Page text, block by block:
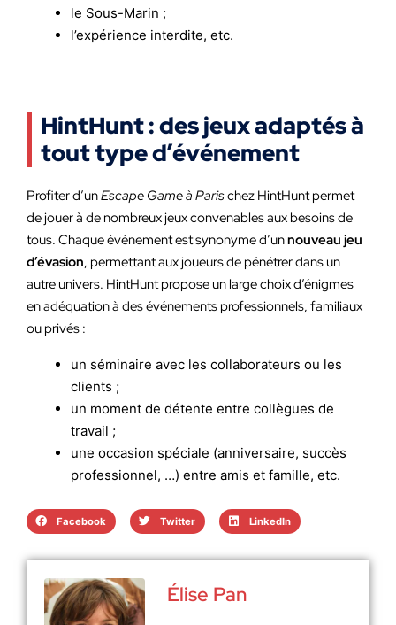
le Sous-Marin ;
l’expérience interdite, etc.
HintHunt : des jeux adaptés à
tout type d’événement
Profiter d’unEscape Game à Parischez HintHunt permet
de jouer à de nombreux jeux convenables aux besoins de
tous. Chaque événement est synonyme d’unnouveau jeu
d’évasion, permettant aux joueurs de pénétrer dans un
autre univers. HintHunt propose un large choix d’énigmes
en adéquation à des événements professionnels, familiaux
ou privés :
un séminaire avec les collaborateurs ou les
clients ;
un moment de détente entre collègues de
travail ;
une occasion spéciale (anniversaire, succès
professionnel, …) entre amis et famille, etc.
Facebook Twitter LinkedIn
Élise Pan